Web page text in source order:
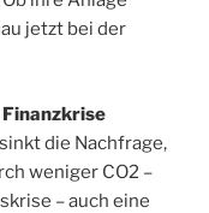
jetzt bei der
die Nachfrage,
weniger CO2 –
– auch eine